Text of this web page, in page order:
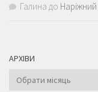
Галина до
АРХІВИ
Архіви